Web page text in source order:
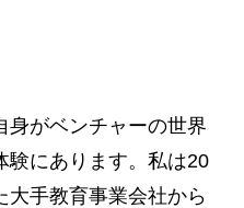
身がベンチャーの世界
験にあります。私は20
大手教育事業会社から